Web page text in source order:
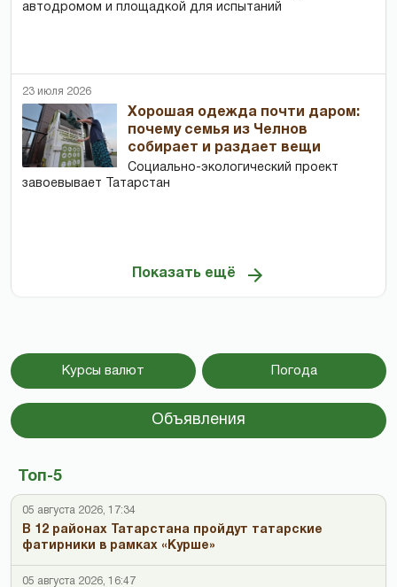
автодромом и площадкой для испытаний
23 июля 2026
Хорошая одежда почти даром:
почему семья из Челнов
собирает и раздает вещи
Социально-экологический проект
завоевывает Татарстан
Показать ещё
Курсы валют Погода
Объявления
Топ-5
05 августа 2026, 17:34
В 12 районах Татарстана пройдут татарские
фатирники в рамках «Курше»
05 августа 2026, 16:47